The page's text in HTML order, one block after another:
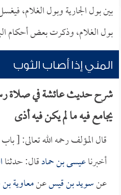
بين بول الجارية وبول الغلام،
بول الغلام، وذكرت بعض أحكام
المني إذا أصاب الثوب
شرح حديث عائشة في صلاة
يجامع فيه ما لم يكن فيه أذى
قال المؤلف رحمه الله تعالى: [
أخبرناعيسى بن حمادقال: حدثنا
عنسويد بن قيسعنمعاوية